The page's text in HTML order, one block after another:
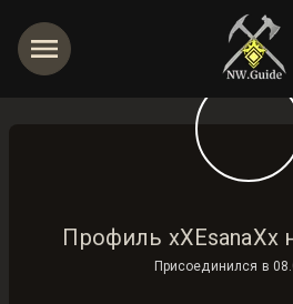
Профиль xXEsanaXx
Присоединился в